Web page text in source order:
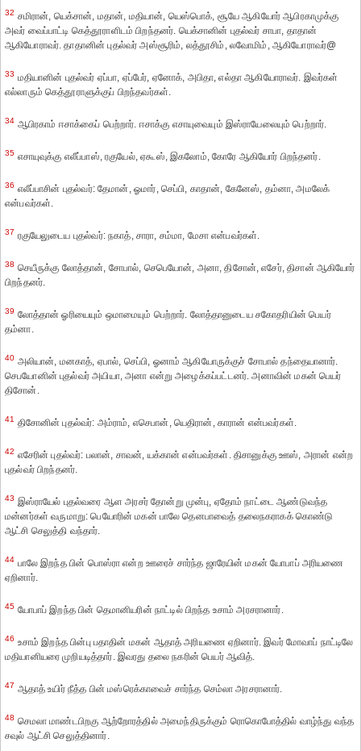
32 சமிரான், யெக்சான், மதான், மதியான், யெஸ்பொக், சூயே ஆகியோர் ஆபிரகாமுக்கு
அவர் வைப்பாட்டி கெத்தூராளிடம் பிறந்தனர். யெக்சானின் புதல்வர் சாபா, தாதான்
ஆகியோராவர். தாதானின் புதல்வர் அஸ்சூரிம், லத்தூசிம், லவோமிம், ஆகியோராவர்@
33 மதியானின் புதல்வர் ஏப்பா, ஏப்பேர், ஏனோக், அபிதா, எல்தா ஆகியோராவர். இவர்கள்
எல்லாரும் கெத்தூராளுக்குப் பிறந்தவர்கள்.
34 ஆபிரகாம் ஈசாக்கைப் பெற்றார். ஈசாக்கு எசாயுவையும் இஸ்ராயேலையும் பெற்றார்.
35 எசாயுவுக்கு எலீப்பாஸ், ரகுயேல், ஏகூஸ், இகலோம், கோரே ஆகியோர் பிறந்தனர்.
36 எலீப்பாசின் புதல்வர்: தேமான், ஓமார், செப்பி, காதான், கேனேஸ், தம்னா, அமலேக்
என்பவர்கள்.
37 ரகுயேலுடைய புதல்வர்: நகாத், சாரா, சம்மா, மேசா என்பவர்கள்.
38 செயீருக்கு லோத்தான், சோபால், செபெயோன், அனா, திசோன், எசேர், திசான் ஆகியோர்
பிறந்தனர்.
39 லோத்தான் ஓரியையும் ஒமாமையும் பெற்றார். லோத்தானுடைய சகோதரியின் பெயர்
தம்னா.
40 அலியான், மனகாத், ஏபால், செப்பி, ஓனாம் ஆகியோருக்குச் சோபால் தந்தையானார்.
செபயோனின் புதல்வர் அயியா, அனா என்று அழைக்கப்பட்டனர். அனாவின் மகன் பெயர்
திசோன்.
41 திசோனின் புதல்வர்: அம்ராம், எசெபான், யெதிரான், காரான் என்பவர்கள்.
42 எசேரின் புதல்வர்: பலான், சாவன், யக்கான் என்பவர்கள். திசானுக்கு ஊஸ், அரான் என்ற
புதல்வர் பிறந்தனர்.
43 இஸ்ராயேல் புதல்வரை ஆள அரசர் தோன்று முன்பு, ஏதோம் நாட்டை ஆண்டுவந்த
மன்னர்கள் வருமாறு: பெயோரின் மகன் பாலே தெனபாவைத் தலைநகராகக் கொண்டு
ஆட்சி செலுத்தி வந்தார்.
44 பாலே இறந்த பின் பொஸ்ரா என்ற ஊரைச் சார்ந்த ஜாரேயின் மகன் யோபாப் அரியணை
ஏறினார்.
45 யோபாப் இறந்த பின் தெமானியரின் நாட்டில் பிறந்த உசாம் அரசரானார்.
46 உசாம் இறந்த பின்பு பதாதின் மகன் ஆதாத் அரியணை ஏறினார். இவர் மோவாப் நாட்டிலே
மதியானியரை முறியடித்தார். இவரது தலை நகரின் பெயர் ஆவித்.
47 ஆதாத் உயிர் நீத்த பின் மஸ்ரெக்காவைச் சார்ந்த செம்லா அரசரானார்.
48 செமலா மாண்டபிறகு ஆற்றோரத்தில் அமைந்திருக்கும் ரொகொபோத்தில் வாழ்ந்து வந்த
சவுல் ஆட்சி செலுத்தினார்.